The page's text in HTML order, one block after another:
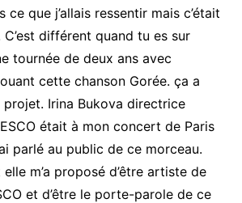
ce que j’allais ressentir mais c’était
différent quand tu es sur
tournée de deux ans avec
cette chanson Gorée. ça a
projet. Irina Bukova directrice
était à mon concert de Paris
parlé au public de ce morceau.
m’a proposé d’être artiste de
et d’être le porte-parole de ce